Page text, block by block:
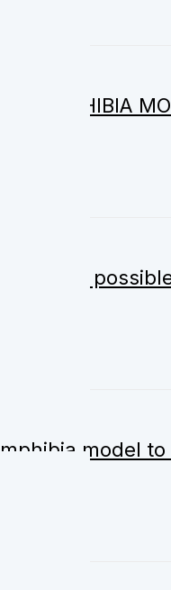
AMPHIBIA
is it
model to